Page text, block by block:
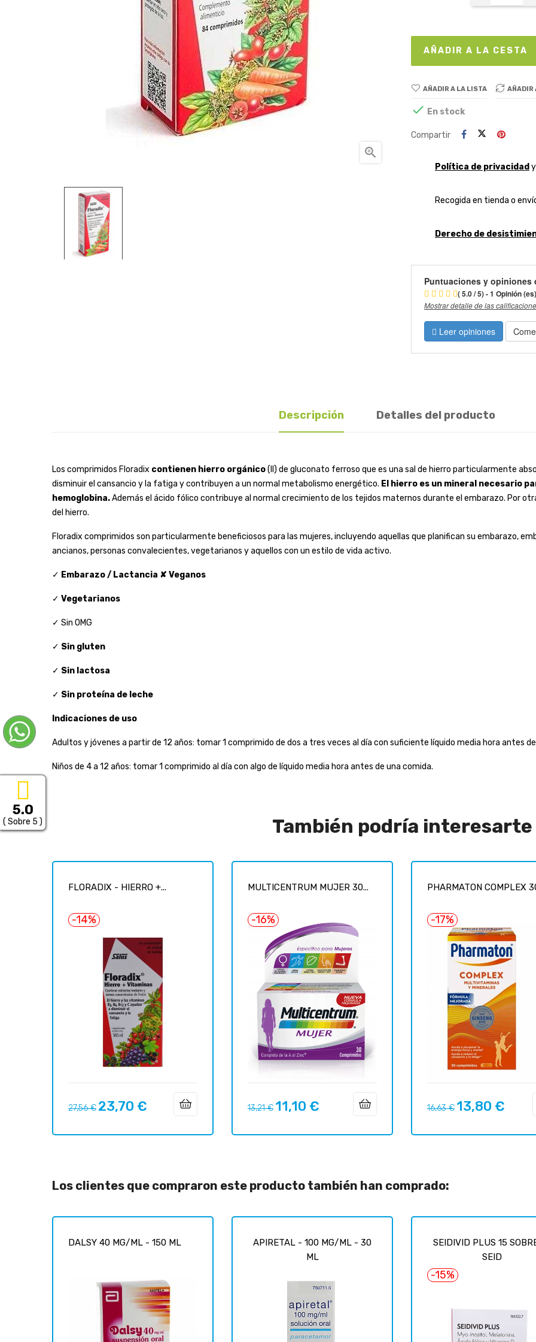

AÑADIR A LA CESTA
AÑADIR A LA LISTA AÑADIR
 En stock
Compartir
Política de privacidad
Recogida en tienda o
Derecho de
Puntuaciones y opiniones
( 5.0 / 5) - 1 Opinión (es)
Mostrar detalle de las
Leer opiniones
Descripción Detalles del producto
Los comprimidos Floradix contienen hierro orgánico(II) de gluconato ferroso que es una sal de hierro particularmente
disminuir el cansancio y la fatiga y contribuyen a un normal metabolismo energético. El hierro es un mineral necesario
hemoglobina.Además el ácido fólico contribuye al normal crecimiento de los tejidos maternos durante el embarazo. Por
del hierro.
Floradix comprimidos son particularmente beneficiosos para las mujeres, incluyendo aquellas que planifican su embarazo,
ancianos, personas convalecientes, vegetarianos y aquellos con un estilo de vida activo.
✓ Embarazo / Lactancia ✘ Veganos
✓ Vegetarianos
✓ Sin OMG
✓ Sin gluten
✓ Sin lactosa
✓ Sin proteína de leche
Indicaciones de uso
Adultos y jóvenes a partir de 12 años: tomar 1 comprimido de dos a tres veces al día con suficiente líquido media hora antes
Niños de 4 a 12 años: tomar 1 comprimido al día con algo de líquido media hora antes de una comida.
También podría interesarte
FLORADIX - HIERRO +...
-14%
Precio
27,56 € Precio
23,70 €
MULTICENTRUM MUJER 30...
-16%
Precio
13,21 € Precio
11,10 €
PHARMATON COMPLEX
-17%
Precio
16,63 € Precio
13,80 €
Los clientes que compraron este producto también han comprado:
DALSY 40 MG/ML - 150 ML
APIRETAL - 100 MG/ML - 30
ML
SEIDIVID PLUS 15
SEID
-15%
5.0
( Sobre 5 )